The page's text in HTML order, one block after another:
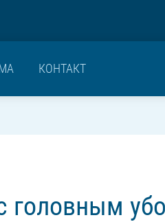
КОНТАКТ
головным